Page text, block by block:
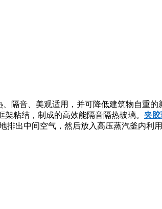
、隔音、美观适用，并可降低建筑物自重
粘结，制成的高效能隔音隔热玻璃。 夹
出中间空气，然后放入高压蒸汽釜内利